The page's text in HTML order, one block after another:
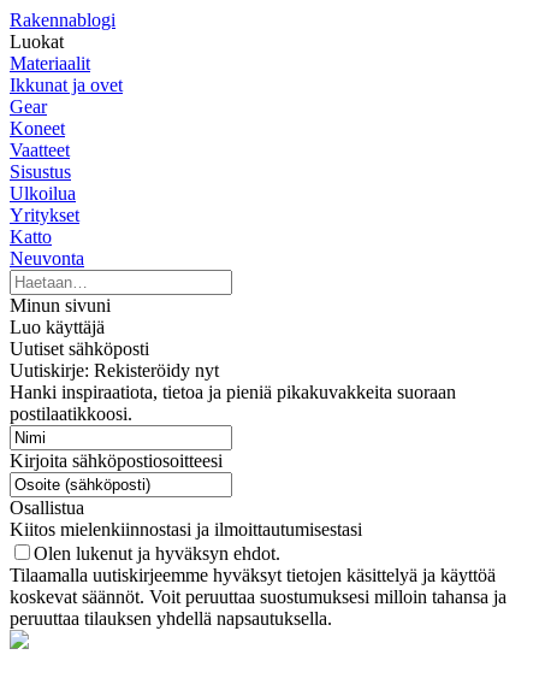
Rakennablogi
Luokat
Materiaalit
Ikkunat ja ovet
Gear
Koneet
Vaatteet
Sisustus
Ulkoilua
Yritykset
Katto
Neuvonta
Minun sivuni
Luo käyttäjä
Uutiset sähköposti
Uutiskirje: Rekisteröidy nyt
Hanki inspiraatiota, tietoa ja pieniä pikakuvakkeita suoraan
postilaatikkoosi.
Kirjoita sähköpostiosoitteesi
Osallistua
Kiitos mielenkiinnostasi ja ilmoittautumisestasi
Olen lukenut ja hyväksyn ehdot.
Tilaamalla uutiskirjeemme hyväksyt tietojen käsittelyä ja käyttöä
koskevat säännöt. Voit peruuttaa suostumuksesi milloin tahansa ja
peruuttaa tilauksen yhdellä napsautuksella.